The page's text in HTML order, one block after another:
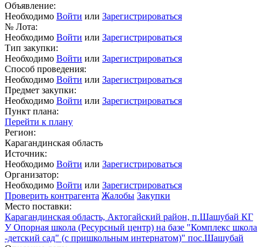
Объявление:
Необходимо Войти или Зарегистрироваться
№ Лота:
Необходимо Войти или Зарегистрироваться
Тип закупки:
Необходимо Войти или Зарегистрироваться
Способ проведения:
Необходимо Войти или Зарегистрироваться
Предмет закупки:
Необходимо Войти или Зарегистрироваться
Пункт плана:
Перейти к плану
Регион:
Карагандинская область
Источник:
Необходимо Войти или Зарегистрироваться
Организатор:
Необходимо Войти или Зарегистрироваться
Проверить контрагента Жалобы Закупки
Место поставки:
Карагандинская область, Актогайский район, п.Шашубай КГ
У Опорная школа (Ресурсный центр) на базе "Комплекс школа
-детский сад" (с пришкольным интернатом)" пос.Шашубай